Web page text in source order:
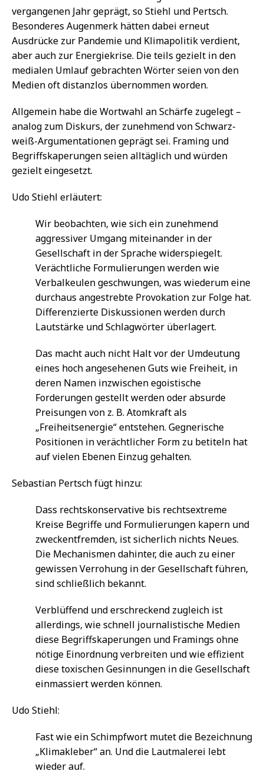
vergangenen Jahr geprägt, so Stiehl und Pertsch.
Besonderes Augenmerk hätten dabei erneut
Ausdrücke zur Pandemie und Klimapolitik verdient,
aber auch zur Energiekrise. Die teils gezielt in den
medialen Umlauf gebrachten Wörter seien von den
Medien oft distanzlos übernommen worden.
Allgemein habe die Wortwahl an Schärfe zugelegt –
analog zum Diskurs, der zunehmend von Schwarz-
weiß-Argumentationen geprägt sei. Framing und
Begriffskaperungen seien alltäglich und würden
gezielt eingesetzt.
Udo Stiehl erläutert:
Wir beobachten, wie sich ein zunehmend
aggressiver Umgang miteinander in der
Gesellschaft in der Sprache widerspiegelt.
Verächtliche Formulierungen werden wie
Verbalkeulen geschwungen, was wiederum eine
durchaus angestrebte Provokation zur Folge hat.
Differenzierte Diskussionen werden durch
Lautstärke und Schlagwörter überlagert.
Das macht auch nicht Halt vor der Umdeutung
eines hoch angesehenen Guts wie Freiheit, in
deren Namen inzwischen egoistische
Forderungen gestellt werden oder absurde
Preisungen von z. B. Atomkraft als
„Freiheitsenergie“ entstehen. Gegnerische
Positionen in verächtlicher Form zu betiteln hat
auf vielen Ebenen Einzug gehalten.
Sebastian Pertsch fügt hinzu:
Dass rechtskonservative bis rechtsextreme
Kreise Begriffe und Formulierungen kapern und
zweckentfremden, ist sicherlich nichts Neues.
Die Mechanismen dahinter, die auch zu einer
gewissen Verrohung in der Gesellschaft führen,
sind schließlich bekannt.
Verblüffend und erschreckend zugleich ist
allerdings, wie schnell journalistische Medien
diese Begriffskaperungen und Framings ohne
nötige Einordnung verbreiten und wie effizient
diese toxischen Gesinnungen in die Gesellschaft
einmassiert werden können.
Udo Stiehl:
Fast wie ein Schimpfwort mutet die Bezeichnung
„Klimakleber“ an. Und die Lautmalerei lebt
wieder auf.